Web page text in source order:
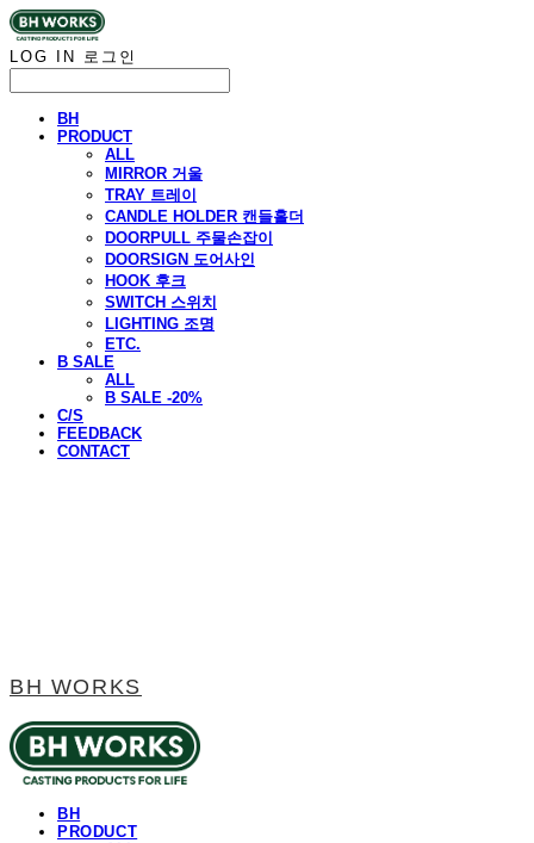
LOG IN 로그인
BH
PRODUCT
ALL
MIRROR 거울
TRAY 트레이
CANDLE HOLDER 캔들홀더
DOORPULL 주물손잡이
DOORSIGN 도어사인
HOOK 후크
SWITCH 스위치
LIGHTING 조명
ETC.
B SALE
ALL
B SALE -20%
C/S
FEEDBACK
CONTACT
BH WORKS
BH
PRODUCT